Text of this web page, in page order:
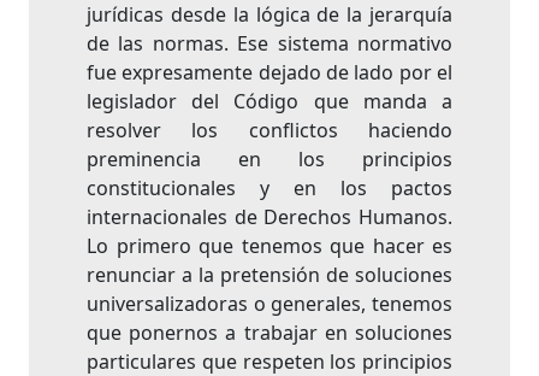
jurídicas desde la lógica de la jerarquía
de las normas. Ese sistema normativo
fue expresamente dejado de lado por el
legislador del Código que manda a
resolver los conflictos haciendo
preminencia en los principios
constitucionales y en los pactos
internacionales de Derechos Humanos.
Lo primero que tenemos que hacer es
renunciar a la pretensión de soluciones
universalizadoras o generales, tenemos
que ponernos a trabajar en soluciones
particulares que respeten los principios